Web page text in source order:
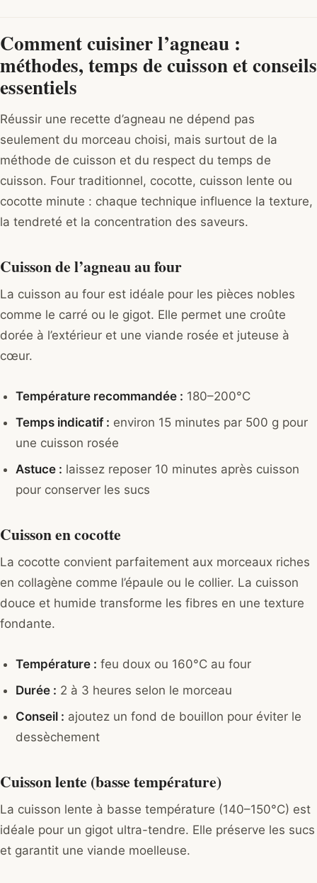
Comment cuisiner l’agneau :
méthodes, temps de cuisson et conseils
essentiels
Réussir une recette d’agneau ne dépend pas
seulement du morceau choisi, mais surtout de la
méthode de cuisson et du respect du temps de
cuisson. Four traditionnel, cocotte, cuisson lente ou
cocotte minute : chaque technique influence la texture,
la tendreté et la concentration des saveurs.
Cuisson de l’agneau au four
La cuisson au four est idéale pour les pièces nobles
comme le carré ou le gigot. Elle permet une croûte
dorée à l’extérieur et une viande rosée et juteuse à
cœur.
Température recommandée : 180–200°C
Temps indicatif : environ 15 minutes par 500 g pour
une cuisson rosée
Astuce : laissez reposer 10 minutes après cuisson
pour conserver les sucs
Cuisson en cocotte
La cocotte convient parfaitement aux morceaux riches
en collagène comme l’épaule ou le collier. La cuisson
douce et humide transforme les fibres en une texture
fondante.
Température : feu doux ou 160°C au four
Durée : 2 à 3 heures selon le morceau
Conseil : ajoutez un fond de bouillon pour éviter le
dessèchement
Cuisson lente (basse température)
La cuisson lente à basse température (140–150°C) est
idéale pour un gigot ultra-tendre. Elle préserve les sucs
et garantit une viande moelleuse.